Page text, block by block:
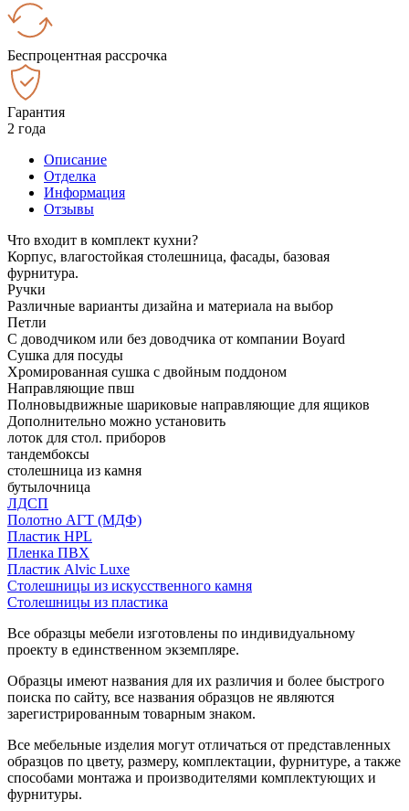
Беспроцентная рассрочка
Гарантия
2 года
Описание
Отделка
Информация
Отзывы
Что входит в комплект кухни?
Корпус, влагостойкая столешница, фасады, базовая
фурнитура.
Ручки
Различные варианты дизайна и материала на выбор
Петли
С доводчиком или без доводчика от компании Boyard
Сушка для посуды
Хромированная сушка с двойным поддоном
Направляющие пвш
Полновыдвижные шариковые направляющие для ящиков
Дополнительно можно установить
лоток для стол. приборов
тандембоксы
столешница из камня
бутылочница
ЛДСП
Полотно АГТ (МДФ)
Пластик HPL
Пленка ПВХ
Пластик Alvic Luxe
Столешницы из искусственного камня
Столешницы из пластика
Все образцы мебели изготовлены по индивидуальному
проекту в единственном экземпляре.
Образцы имеют названия для их различия и более быстрого
поиска по сайту, все названия образцов не являются
зарегистрированным товарным знаком.
Все мебельные изделия могут отличаться от представленных
образцов по цвету, размеру, комплектации, фурнитуре, а также
способами монтажа и производителями комплектующих и
фурнитуры.